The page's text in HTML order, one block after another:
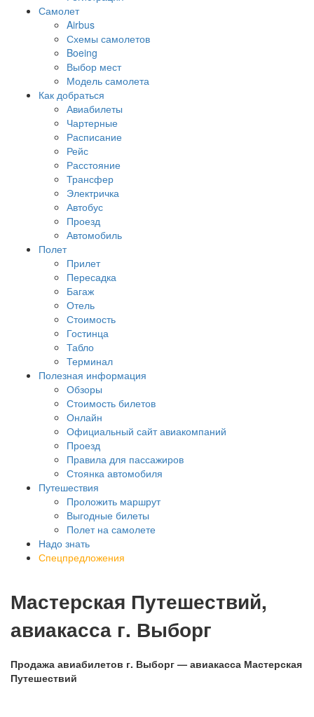
Самолет
Airbus
Схемы самолетов
Boeing
Выбор мест
Модель самолета
Как добраться
Авиабилеты
Чартерные
Расписание
Рейс
Расстояние
Трансфер
Электричка
Автобус
Проезд
Автомобиль
Полет
Прилет
Пересадка
Багаж
Отель
Стоимость
Гостинца
Табло
Терминал
Полезная информация
Обзоры
Стоимость билетов
Онлайн
Официальный сайт авиакомпаний
Проезд
Правила для пассажиров
Стоянка автомобиля
Путешествия
Проложить маршрут
Выгодные билеты
Полет на самолете
Надо знать
Спецпредложения
Мастерская Путешествий,
авиакасса г. Выборг
Продажа авиабилетов г. Выборг — авиакасса Мастерская
Путешествий